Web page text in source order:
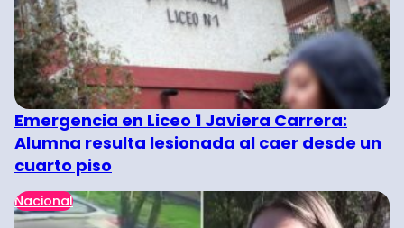
Emergencia en Liceo 1 Javiera Carrera:
Alumna resulta lesionada al caer desde un
cuarto piso
Nacional